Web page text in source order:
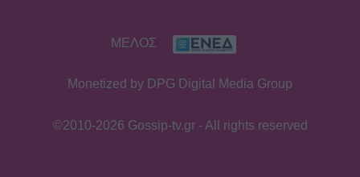
ΜΕΛΟΣ
Monetized by DPG Digital Media Group
©2010-2026 Gossip-tv.gr - All rights reserved